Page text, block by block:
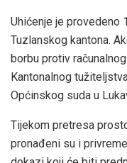
Uhićenje je provedeno
Tuzlanskog kantona.
borbu protiv
Kantonalnog
Općinskog suda u
Tijekom pretresa
pronađeni su i